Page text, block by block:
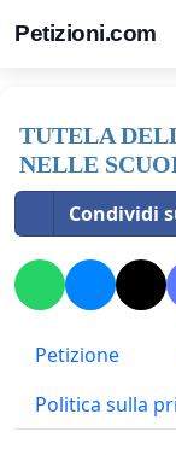
Petizioni.com
TUTELA
NELLE
Condividi
Petizione
Politica sulla